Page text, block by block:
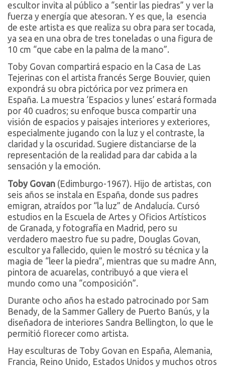
escultor invita al público a “sentir las piedras” y ver la
fuerza y energía que atesoran. Y es que, la esencia
de este artista es que realiza su obra para ser tocada,
ya sea en una obra de tres toneladas o una figura de
10 cm “que cabe en la palma de la mano”.
Toby Govan compartirá espacio en la Casa de Las
Tejerinas con el artista francés Serge Bouvier, quien
expondrá su obra pictórica por vez primera en
España. La muestra ‘Espacios y lunes’ estará formada
por 40 cuadros; su enfoque busca compartir una
visión de espacios y paisajes interiores y exteriores,
especialmente jugando con la luz y el contraste, la
claridad y la oscuridad. Sugiere distanciarse de la
representación de la realidad para dar cabida a la
sensación y la emoción.
Toby Govan (Edimburgo-1967). Hijo de artistas, con
seis años se instala en España, donde sus padres
emigran, atraídos por “la luz” de Andalucía. Cursó
estudios en la Escuela de Artes y Oficios Artísticos
de Granada, y fotografía en Madrid, pero su
verdadero maestro fue su padre, Douglas Govan,
escultor ya fallecido, quien le mostró su técnica y la
magia de “leer la piedra”, mientras que su madre Ann,
pintora de acuarelas, contribuyó a que viera el
mundo como una “composición”.
Durante ocho años ha estado patrocinado por Sam
Benady, de la Sammer Gallery de Puerto Banús, y la
diseñadora de interiores Sandra Bellington, lo que le
permitió florecer como artista.
Hay esculturas de Toby Govan en España, Alemania,
Francia, Reino Unido, Estados Unidos y muchos otros